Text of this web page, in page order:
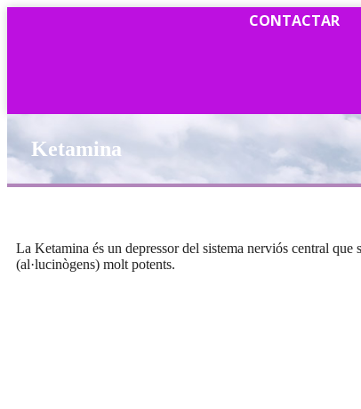
CONTACTAR
Ketamina
La Ketamina és un depressor del sistema nerviós central que
(al·lucinògens) molt potents.